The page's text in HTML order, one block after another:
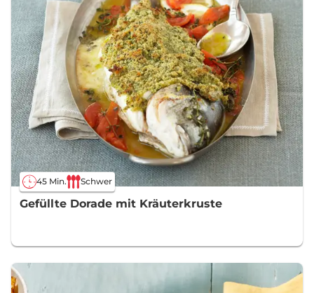
45 Min. Schwer
Gefüllte Dorade mit Kräuterkruste